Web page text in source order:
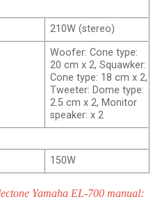
210W (stereo)
Woofer: Cone type:
20 cm x 2, Squawker:
Cone type: 18 cm x 2,
Tweeter: Dome type:
2.5 cm x 2, Monitor
speaker: x 2
150W
Yamaha EL-700 manual: